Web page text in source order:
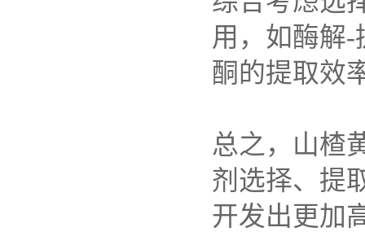
用，如酶解-
酮的提取效
总之，山楂
剂选择、提
开发出更加